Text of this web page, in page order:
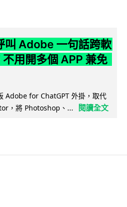
叫 Adobe 一句話跨軟
用開多個 APP 兼免
Adobe for ChatGPT 外掛，取代
，將 Photoshop、...
閱讀全文